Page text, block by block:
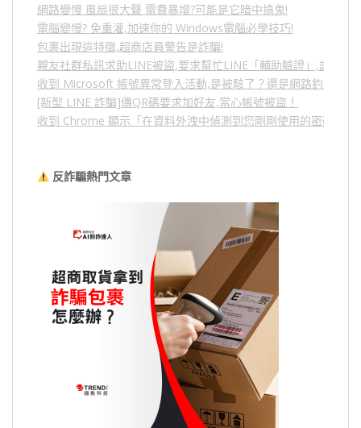
網路變慢 風扇很大聲 電費暴增?可能是它暗中搞鬼!
電腦變慢? 免重灌,加速你的 Windows電腦必學技巧!
包裹出現這特徵,超商店員警告是詐騙!
親友社群私訊求助LINE被盜,要求幫忙LINE「輔助驗證」,詐騙
收到 Microsoft 帳號異常登入活動,是被駭了？還是網路釣魚？
[新型 LINE 詐騙]傳QR碼要求加好友,當心帳號被盜！
收到 Chrome 顯示「在資料外洩中偵測到您剛剛使用的密碼」
反詐騙熱門文章